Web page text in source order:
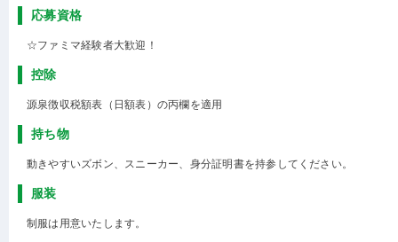
応募資格
☆ファミマ経験者大歓迎！
控除
源泉徴収税額表（日額表）の丙欄を適用
持ち物
動きやすいズボン、スニーカー、身分証明書を持参してください。
服装
制服は用意いたします。